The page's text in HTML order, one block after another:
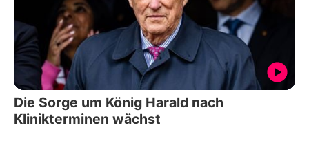
Die Sorge um König Harald nach
Klinikterminen wächst